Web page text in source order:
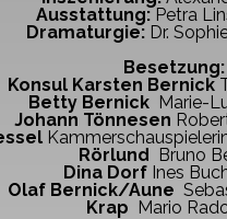
Ausstattung: Petra
Dramaturgie: Dr.
Besetzung:
Konsul Karsten Bernick
Betty Bernick Marie-
Johann Tönnesen
Rörlund Bruno
Dina DorfInes
Olaf Bernick/Aune
Krap Mario